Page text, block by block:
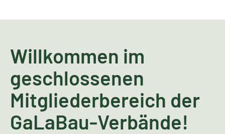
Willkommen im
geschlossenen
Mitgliederbereich der
GaLaBau-Verbände!